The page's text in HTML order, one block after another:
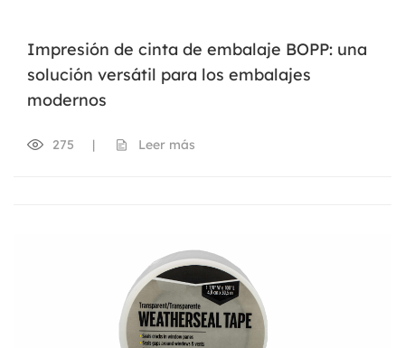
Impresión de cinta de embalaje BOPP: una
solución versátil para los embalajes
modernos
275 | Leer más